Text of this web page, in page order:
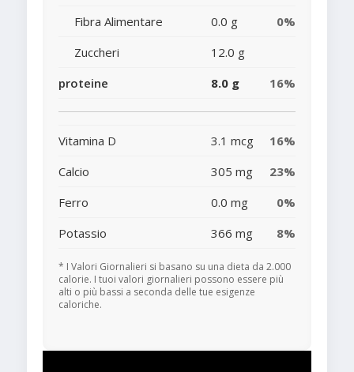
Fibra Alimentare
0.0 g
0%
Zuccheri
12.0 g
proteine
8.0 g 16%
Vitamina D 3.1 mcg
16%
Calcio
305 mg
23%
Ferro
0.0 mg
0%
Potassio
366 mg 8%
* I Valori Giornalieri si basano su una dieta da 2.000
calorie. I tuoi valori giornalieri possono essere più
alti o più bassi a seconda delle tue esigenze
caloriche.